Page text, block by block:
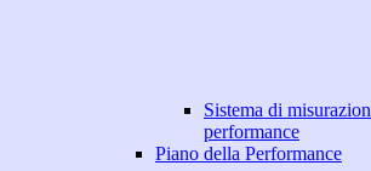
Sistema di
performance
Piano della Performance